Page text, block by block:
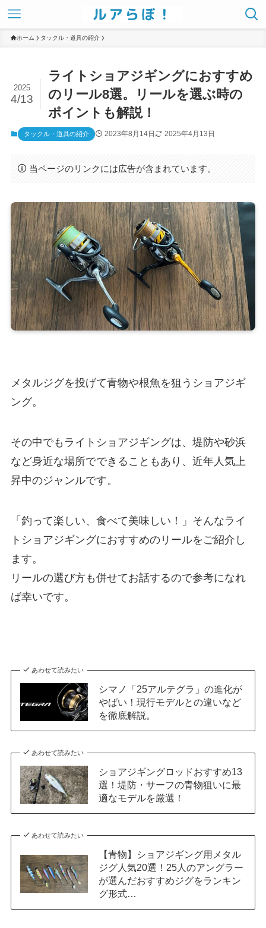
ホーム タックル・道具の紹介
ライトショアジギングにおすすめ
のリール8選。リールを選ぶ時の
ポイントも解説！
2025
4/13
タックル・道具の紹介 2023年8月14日 2025年4月13日
当ページのリンクには広告が含まれています。
メタルジグを投げて青物や根魚を狙うショアジギ
ング。
その中でもライトショアジギングは、堤防や砂浜
など身近な場所でできることもあり、近年人気上
昇中のジャンルです。
「釣って楽しい、食べて美味しい！」そんなライ
トショアジギングにおすすめのリールをご紹介し
ます。
リールの選び方も併せてお話するので参考になれ
ば幸いです。
あわせて読みたい
シマノ「25アルテグラ」の進化が
やばい！現行モデルとの違いなど
を徹底解説。
あわせて読みたい
ショアジギングロッドおすすめ13
選！堤防・サーフの青物狙いに最
適なモデルを厳選！
あわせて読みたい
【青物】ショアジギング用メタル
ジグ人気20選！25人のアングラー
が選んだおすすめジグをランキン
グ形式…